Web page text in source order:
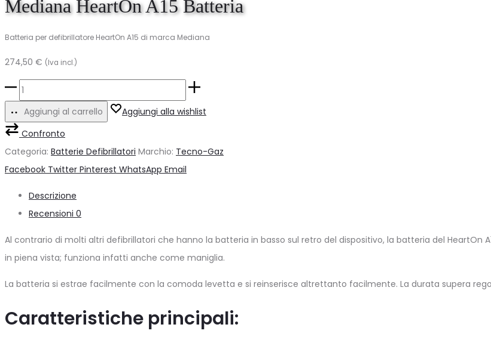
A10
Mediana HeartOn A15 Batteria
Batteria per defibrillatore HeartOn A15 di marca Mediana
274,50 € (Iva incl.)
Mediana
HeartOn
A15
Batteria
quantità
Aggiungi al carrello
Aggiungi alla wishlist
Confronto
Categoria: Batterie Defibrillatori Marchio: Tecno-Gaz
Condividi
Facebook Twitter Pinterest WhatsApp Email
Descrizione
Recensioni 0
Al contrario di molti altri defibrillatori che hanno la batteria in basso sul retro del dispositivo, la batteria del HeartOn
in piena vista; funziona infatti anche come maniglia.
La batteria si estrae facilmente con la comoda levetta e si reinserisce altrettanto facilmente. La durata supera
Caratteristiche principali: